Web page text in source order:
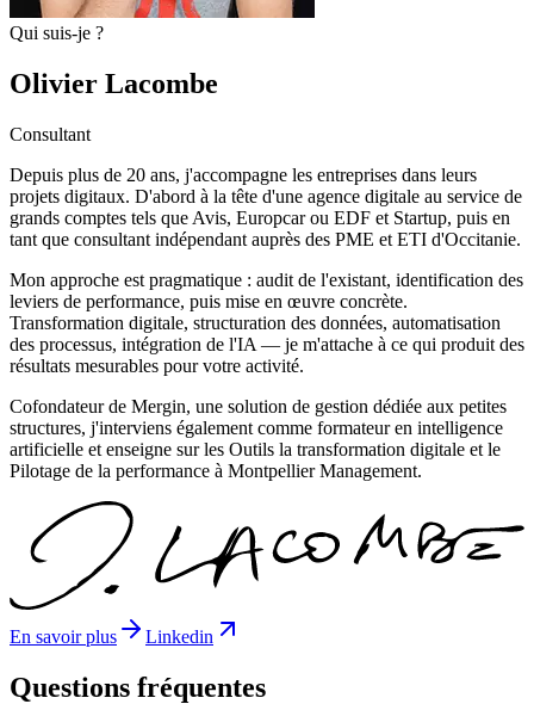
Qui suis-je ?
Olivier Lacombe
Consultant
Depuis plus de 20 ans, j'accompagne les entreprises dans leurs
projets digitaux. D'abord à la tête d'une agence digitale au service de
grands comptes tels que Avis, Europcar ou EDF et Startup, puis en
tant que consultant indépendant auprès des PME et ETI d'Occitanie.
Mon approche est pragmatique : audit de l'existant, identification des
leviers de performance, puis mise en œuvre concrète.
Transformation digitale, structuration des données, automatisation
des processus, intégration de l'IA — je m'attache à ce qui produit des
résultats mesurables pour votre activité.
Cofondateur de Mergin, une solution de gestion dédiée aux petites
structures, j'interviens également comme formateur en intelligence
artificielle et enseigne sur les Outils la transformation digitale et le
Pilotage de la performance à Montpellier Management.
En savoir plus Linkedin
Questions fréquentes